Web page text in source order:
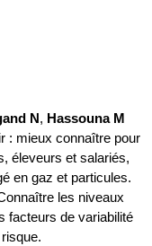
N, Hassouna M
: mieux connaître pour
éleveurs et salariés,
en gaz et particules.
les niveaux
facteurs de variabilité